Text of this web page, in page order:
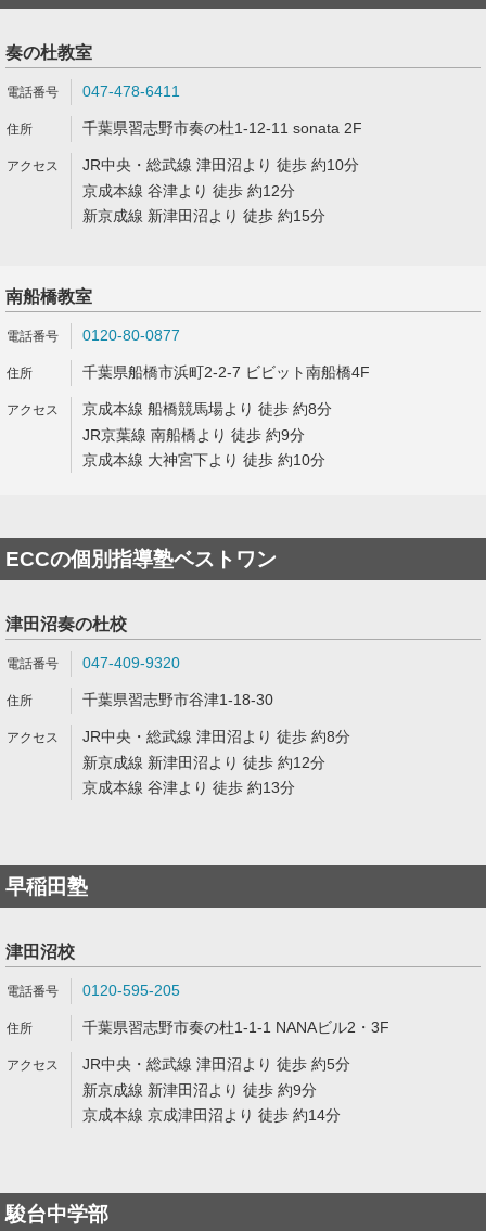
奏の杜教室
047-478-6411
千葉県習志野市奏の杜1-12-11 sonata 2F
JR中央・総武線 津田沼より 徒歩 約10分
京成本線 谷津より 徒歩 約12分
新京成線 新津田沼より 徒歩 約15分
南船橋教室
0120-80-0877
千葉県船橋市浜町2-2-7 ビビット南船橋4F
京成本線 船橋競馬場より 徒歩 約8分
JR京葉線 南船橋より 徒歩 約9分
京成本線 大神宮下より 徒歩 約10分
ECCの個別指導塾ベストワン
津田沼奏の杜校
047-409-9320
千葉県習志野市谷津1-18-30
JR中央・総武線 津田沼より 徒歩 約8分
新京成線 新津田沼より 徒歩 約12分
京成本線 谷津より 徒歩 約13分
早稲田塾
津田沼校
0120-595-205
千葉県習志野市奏の杜1-1-1 NANAビル2・3F
JR中央・総武線 津田沼より 徒歩 約5分
新京成線 新津田沼より 徒歩 約9分
京成本線 京成津田沼より 徒歩 約14分
駿台中学部